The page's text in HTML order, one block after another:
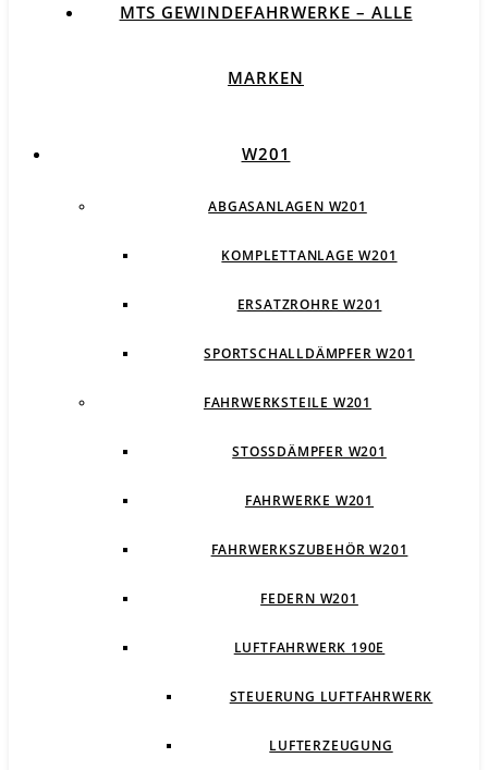
MTS GEWINDEFAHRWERKE – ALLE
MARKEN
W201
ABGASANLAGEN W201
KOMPLETTANLAGE W201
ERSATZROHRE W201
SPORTSCHALLDÄMPFER W201
FAHRWERKSTEILE W201
STOSSDÄMPFER W201
FAHRWERKE W201
FAHRWERKSZUBEHÖR W201
FEDERN W201
LUFTFAHRWERK 190E
STEUERUNG LUFTFAHRWERK
LUFTERZEUGUNG